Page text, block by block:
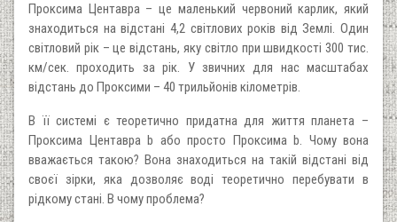
Проксима Центавра – це маленький червоний карлик, який
знаходиться на відстані 4,2 світлових років від Землі. Один
світловий рік – це відстань, яку світло при швидкості 300 тис.
км/сек. проходить за рік. У звичних для нас масштабах
відстань до Проксими – 40 трильйонів кілометрів.
В її системі є теоретично придатна для життя планета –
Проксима Центавра b або просто Проксима b. Чому вона
вважається такою? Вона знаходиться на такій відстані від
своєї зірки, яка дозволяє воді теоретично перебувати в
рідкому стані. В чому проблема?